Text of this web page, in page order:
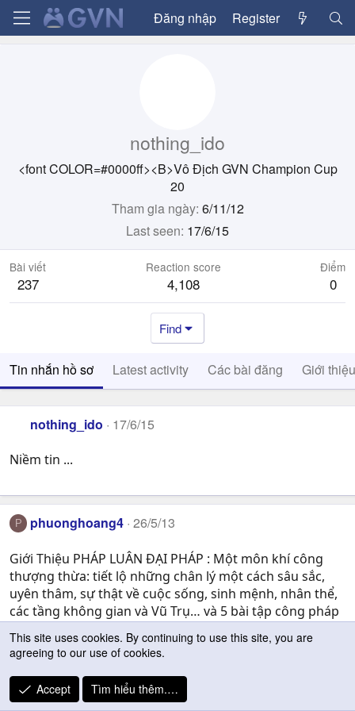
Đăng nhập Register
nothing_ido
<font COLOR=#0000ff><B>Vô Địch GVN Champion Cup
20
Tham gia ngày 6/11/12
Last seen 17/6/15
Bài viết
237
Reaction score
4,108
Điểm
0
Find
Tin nhắn hồ sơ Latest activity Các bài đăng Giới thiệu
nothing_ido 17/6/15
Niềm tin ...
P phuonghoang4 26/5/13
Giới Thiệu PHÁP LUÂN ĐẠI PHÁP : Một môn khí công
thượng thừa: tiết lộ những chân lý một cách sâu sắc,
uyên thâm, sự thật về cuộc sống, sinh mệnh, nhân thể,
các tầng không gian và Vũ Trụ… và 5 bài tập công pháp
tật, sự giàu có thật sự trong tâm, giúp nâng cao : Sức
khỏe, Trí Tuệ, Ðạo Ðức ,… hiện nay được dịch ra hơn 38
ngôn ngử và phổ biến trên 114 quốc gia , trên 100 triệu
người theo tập luyện mỗi ngày và được trên 100 triệu
This site uses cookies. By continuing to use this site, you are
agreeing to our use of cookies.
Accept Tìm hiểu thêm.…